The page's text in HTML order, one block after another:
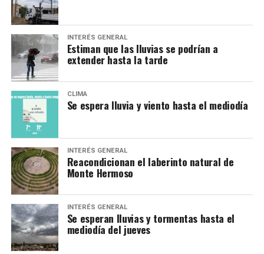
INTERÉS GENERAL
Estiman que las lluvias se podrían a
extender hasta la tarde
CLIMA
Se espera lluvia y viento hasta el mediodía
INTERÉS GENERAL
Reacondicionan el laberinto natural de
Monte Hermoso
INTERÉS GENERAL
Se esperan lluvias y tormentas hasta el
mediodía del jueves